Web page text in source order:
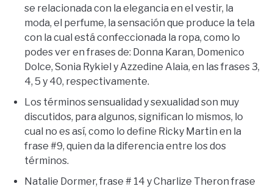
se relacionada con la elegancia en el vestir, la
moda, el perfume, la sensación que produce la tela
con la cual está confeccionada la ropa, como lo
podes ver en frases de: Donna Karan, Domenico
Dolce, Sonia Rykiel y Azzedine Alaia, en las frases 3,
4, 5 y 40, respectivamente.
Los términos sensualidad y sexualidad son muy
discutidos, para algunos, significan lo mismos, lo
cual no es así, como lo define Ricky Martin en la
frase #9, quien da la diferencia entre los dos
términos.
Natalie Dormer, frase # 14 y Charlize Theron frase